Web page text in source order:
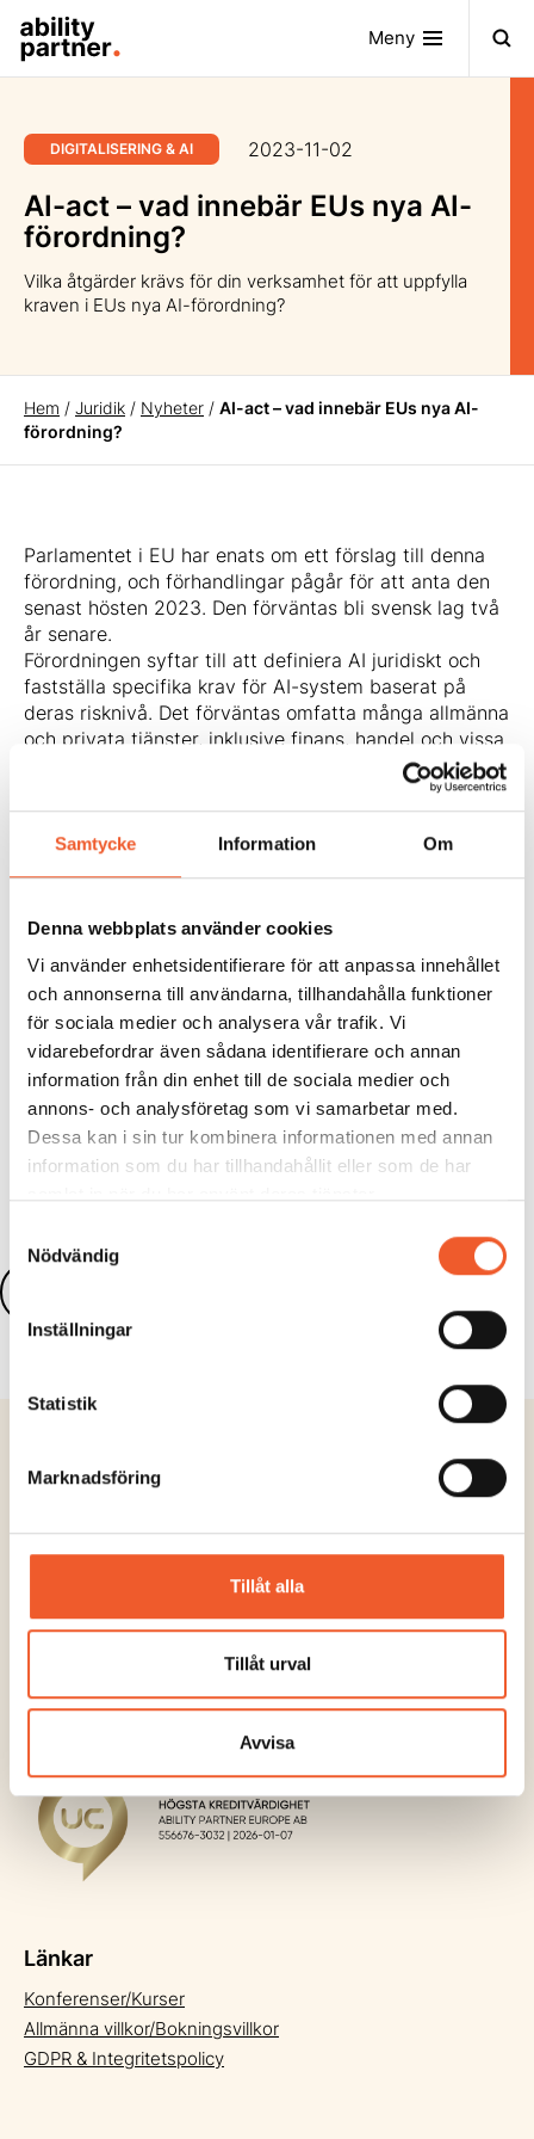
Samtycke Information Om
Denna webbplats använder cookies
Vi använder enhetsidentifierare för att anpassa innehållet
och annonserna till användarna, tillhandahålla funktioner
för sociala medier och analysera vår trafik. Vi
vidarebefordrar även sådana identifierare och annan
information från din enhet till de sociala medier och
annons- och analysföretag som vi samarbetar med.
Dessa kan i sin tur kombinera informationen med annan
information som du har tillhandahållit eller som de har
Nödvändig
Inställningar
Statistik
Marknadsföring
Tillåt alla
Tillåt urval
Avvisa
Meny
DIGITALISERING & AI 2023-11-02
AI-act – vad innebär EUs nya AI-
förordning?
Vilka åtgärder krävs för din verksamhet för att uppfylla
kraven i EUs nya AI-förordning?
Hem / Juridik / Nyheter / AI-act – vad innebär EUs nya AI-
förordning?
Parlamentet i EU har enats om ett förslag till denna
förordning, och förhandlingar pågår för att anta den
senast hösten 2023. Den förväntas bli svensk lag två
år senare.
Förordningen syftar till att definiera AI juridiskt och
fastställa specifika krav för AI-system baserat på
deras risknivå. Det förväntas omfatta många allmänna
och privata tjänster, inklusive finans, handel och vissa
dokumentation, riskhanteringssystem, loggföring,
mänsklig tillsyn vid användning samt CE-märkning.
För de som ansvarar för högrisk-AI eller allmänna
ändamål krävs förberedelser för att uppfylla dessa
redan nu lagar med höga krav på AI-relaterad
Lär dig mer om AI-förordningen och tillämpning i
svensk på vår digitala fokuskurs!
Dela:
Kontaktinformation
Ability Partner Europe AB
111 30 Stockholm
Telefon +46 (0)8-694 91 00
Länkar
Konferenser/Kurser
Allmänna villkor/Bokningsvillkor
GDPR & Integritetspolicy